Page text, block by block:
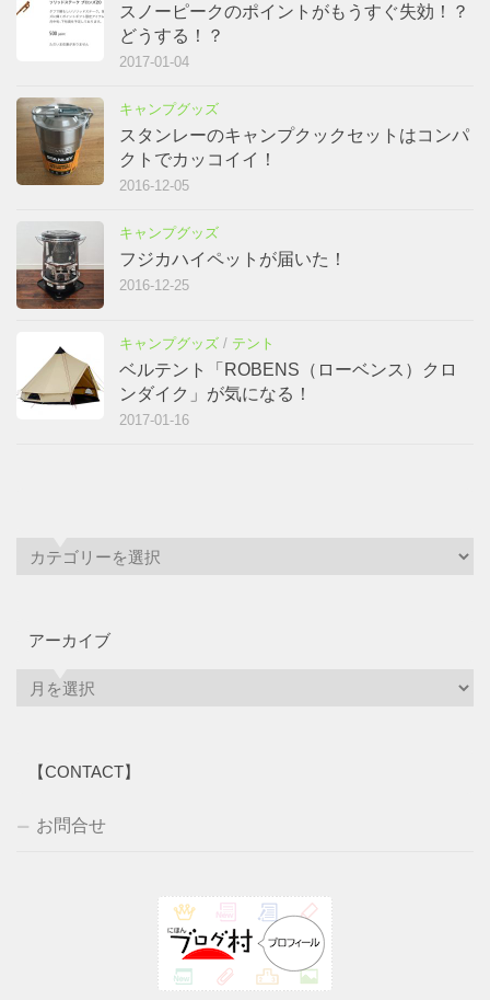
スノーピークのポイントがもうすぐ失効！？
どうする！？
2017-01-04
キャンプグッズ
スタンレーのキャンプクックセットはコンパ
クトでカッコイイ！
2016-12-05
キャンプグッズ
フジカハイペットが届いた！
2016-12-25
キャンプグッズ / テント
ベルテント「ROBENS（ローベンス）クロ
ンダイク」が気になる！
2017-01-16
アーカイブ
【CONTACT】
お問合せ